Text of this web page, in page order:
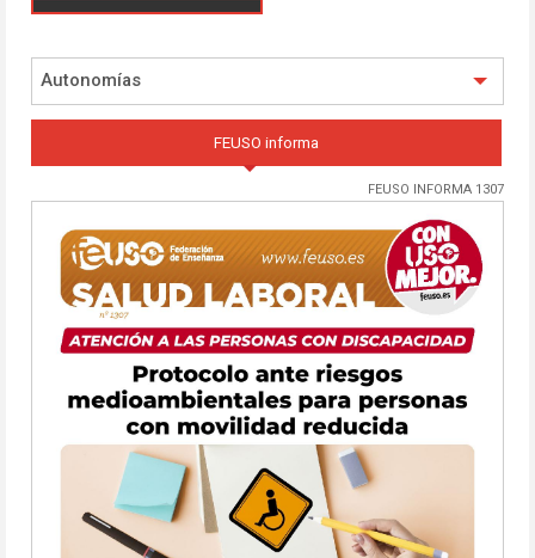
Autonomías
FEUSO informa
FEUSO INFORMA 1307